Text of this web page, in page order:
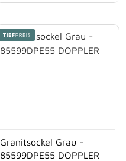
Granitsockel Grau -
85599DPE55 DOPPLER